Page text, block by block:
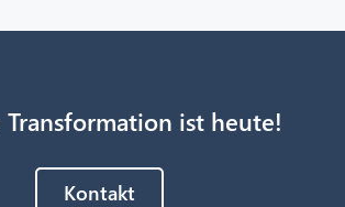
ist heute!
Kontakt